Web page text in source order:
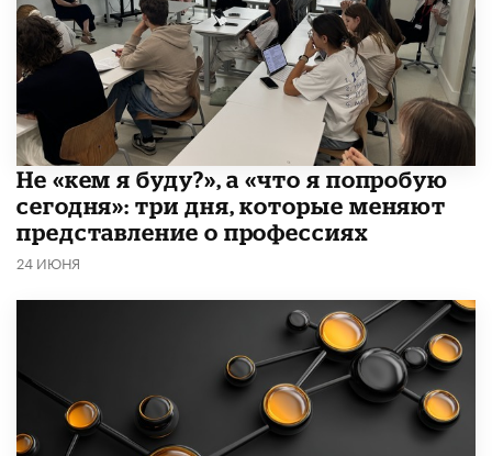
Не «кем я буду?», а «что я попробую
сегодня»: три дня, которые меняют
представление о профессиях
24 ИЮНЯ